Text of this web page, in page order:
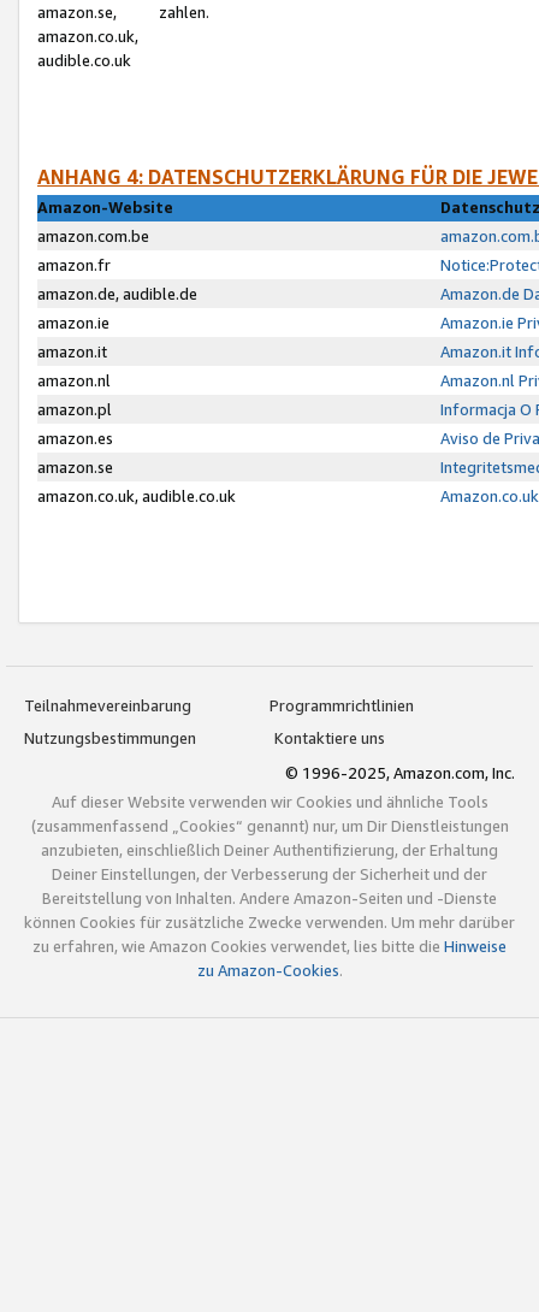
amazon.se,
amazon.co.uk,
audible.co.uk
zahlen.
ANHANG 4: DATENSCHUTZERKLÄRUNG FÜR DIE
Amazon-Website
amazon.com.be
amazon.fr
amazon.de, audible.de
Amazon.de
amazon.ie
Amazon.ie
amazon.it
Amazon.it
amazon.nl
Amazon.nl
amazon.pl
Informacja O
amazon.es
Aviso de
amazon.se
amazon.co.uk, audible.co.uk
Teilnahmevereinbarung
Programmrichtlinien
Nutzungsbestimmungen
Kontaktiere uns
© 1996-2025, Amazon.com, Inc.
Auf dieser Website verwenden wir Cookies und ähnliche Tools
(zusammenfassend „Cookies“ genannt) nur, um Dir Dienstleistungen
anzubieten, einschließlich Deiner Authentifizierung, der Erhaltung
Deiner Einstellungen, der Verbesserung der Sicherheit und der
Bereitstellung von Inhalten. Andere Amazon-Seiten und -Dienste
können Cookies für zusätzliche Zwecke verwenden. Um mehr darüber
zu erfahren, wie Amazon Cookies verwendet, lies bitte die Hinweise
zu Amazon-Cookies.